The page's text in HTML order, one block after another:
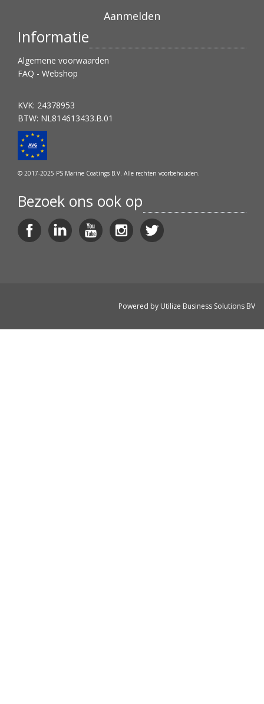
Informatie
Algemene voorwaarden
FAQ - Webshop
KVK: 24378953
BTW: NL814613433.B.01
© 2017-2025 PS Marine Coatings B.V. Alle rechten voorbehouden.
Bezoek ons ook op
Powered by Utilize Business Solutions BV